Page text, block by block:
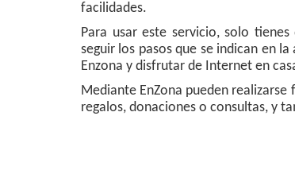
facilidades.
Para usar este servicio, solo
seguir los pasos que se indican en
Enzona y disfrutar de Internet en
Mediante EnZona pueden realizarse
regalos, donaciones o consultas, y